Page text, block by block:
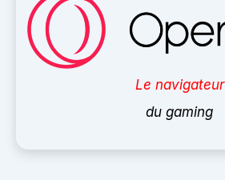
Le navigateur
du gaming